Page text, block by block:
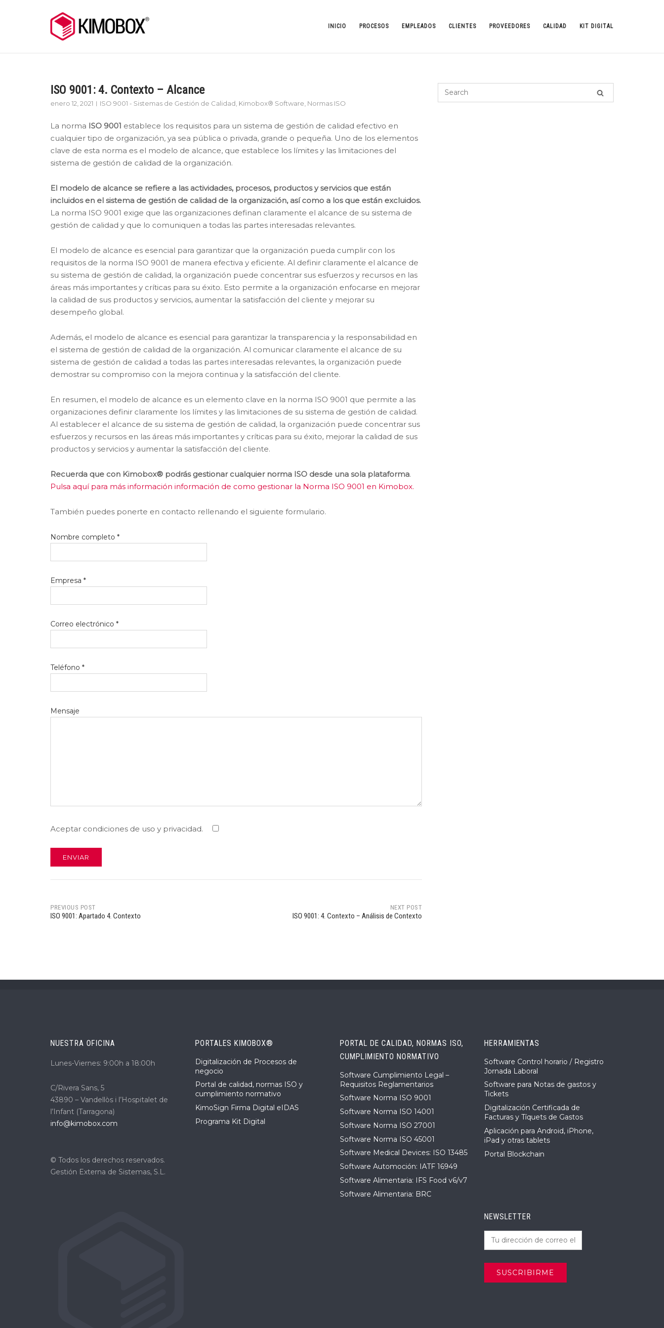
INICIO PROCESOS EMPLEADOS CLIENTES PROVEEDORES CALIDAD KIT DIGITAL
ISO 9001: 4. Contexto – Alcance
enero 12, 2021 ISO 9001 - Sistemas de Gestión de Calidad Kimobox® Software Normas ISO
La norma ISO 9001 establece los requisitos para un sistema de gestión de calidad efectivo en
cualquier tipo de organización, ya sea pública o privada, grande o pequeña. Uno de los elementos
clave de esta norma es el modelo de alcance, que establece los límites y las limitaciones del
sistema de gestión de calidad de la organización.
El modelo de alcance se refiere a las actividades, procesos, productos y servicios que están
incluidos en el sistema de gestión de calidad de la organización, así como a los que están excluidos.
La norma ISO 9001 exige que las organizaciones definan claramente el alcance de su sistema de
gestión de calidad y que lo comuniquen a todas las partes interesadas relevantes.
El modelo de alcance es esencial para garantizar que la organización pueda cumplir con los
requisitos de la norma ISO 9001 de manera efectiva y eficiente. Al definir claramente el alcance de
su sistema de gestión de calidad, la organización puede concentrar sus esfuerzos y recursos en las
áreas más importantes y críticas para su éxito. Esto permite a la organización enfocarse en mejorar
la calidad de sus productos y servicios, aumentar la satisfacción del cliente y mejorar su
desempeño global.
Además, el modelo de alcance es esencial para garantizar la transparencia y la responsabilidad en
el sistema de gestión de calidad de la organización. Al comunicar claramente el alcance de su
sistema de gestión de calidad a todas las partes interesadas relevantes, la organización puede
demostrar su compromiso con la mejora continua y la satisfacción del cliente.
En resumen, el modelo de alcance es un elemento clave en la norma ISO 9001 que permite a las
organizaciones definir claramente los límites y las limitaciones de su sistema de gestión de calidad.
Al establecer el alcance de su sistema de gestión de calidad, la organización puede concentrar sus
esfuerzos y recursos en las áreas más importantes y críticas para su éxito, mejorar la calidad de sus
productos y servicios y aumentar la satisfacción del cliente.
Recuerda que con Kimobox® podrás gestionar cualquier norma ISO desde una sola plataforma.
Pulsa aquí para más información información de como gestionar la Norma ISO 9001 en Kimobox.
También puedes ponerte en contacto rellenando el siguiente formulario.
Nombre completo *
Empresa *
Correo electrónico *
Teléfono *
Mensaje
Aceptar condiciones de uso y privacidad.
Post
PREVIOUS POST
ISO 9001: Apartado 4. Contexto
NEXT POST
ISO 9001: 4. Contexto – Análisis de Contexto
NUESTRA OFICINA
Lunes-Viernes: 9:00h a 18:00h
C/Rivera Sans, 5
43890 – Vandellòs i l’Hospitalet de
l’Infant (Tarragona)
info@kimobox.com
© Todos los derechos reservados.
Gestión Externa de Sistemas, S.L.
PORTALES KIMOBOX®
Digitalización de Procesos de
negocio
Portal de calidad, normas ISO y
cumplimiento normativo
KimoSign Firma Digital eIDAS
Programa Kit Digital
PORTAL DE CALIDAD, NORMAS ISO,
CUMPLIMIENTO NORMATIVO
Software Cumplimiento Legal –
Requisitos Reglamentarios
Software Norma ISO 9001
Software Norma ISO 14001
Software Norma ISO 27001
Software Norma ISO 45001
Software Medical Devices: ISO 13485
Software Automoción: IATF 16949
Software Alimentaria: IFS Food v6/v7
Software Alimentaria: BRC
HERRAMIENTAS
Software Control horario / Registro
Jornada Laboral
Software para Notas de gastos y
Tickets
Digitalización Certificada de
Facturas y Tíquets de Gastos
Aplicación para Android, iPhone,
iPad y otras tablets
Portal Blockchain
NEWSLETTER